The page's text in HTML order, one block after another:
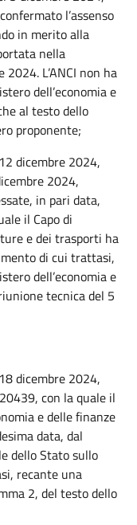
l’assenso
in merito alla
nella
L’ANCI non ha
dell’economia e
al testo dello
proponente;
dicembre 2024,
2024,
in pari data,
il Capo di
e dei trasporti ha
di cui trattasi,
dell’economia e
tecnica del 5
dicembre 2024,
con la quale il
e delle finanze
data, dal
dello Stato sullo
recante una
2, del testo dello